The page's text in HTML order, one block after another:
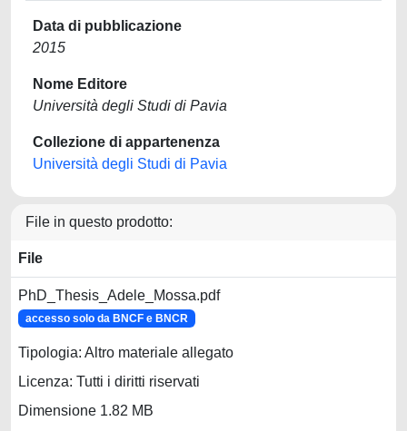
Data di pubblicazione
2015
Nome Editore
Università degli Studi di Pavia
Collezione di appartenenza
Università degli Studi di Pavia
File in questo prodotto:
File
PhD_Thesis_Adele_Mossa.pdf
accesso solo da BNCF e BNCR
Tipologia: Altro materiale allegato
Licenza: Tutti i diritti riservati
Dimensione 1.82 MB